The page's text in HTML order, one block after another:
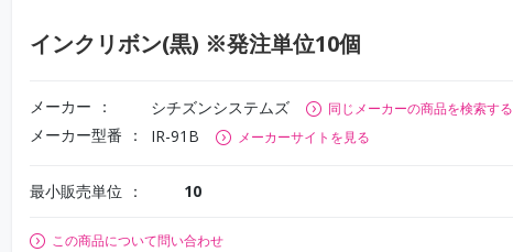
インクリボン(黒) ※発注単位10個
メーカー シチズンシステムズ 同じメーカーの商品を検索する
メーカー型番 IR-91B メーカーサイトを見る
最小販売単位 10
この商品について問い合わせ